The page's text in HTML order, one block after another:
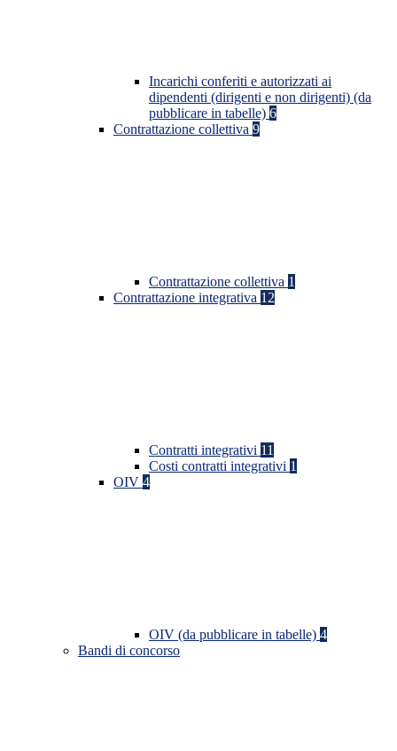
Incarichi conferiti e autorizzati ai
dipendenti (dirigenti e non dirigenti) (da
pubblicare in tabelle) 6
Contrattazione collettiva 9
Contrattazione collettiva 1
Contrattazione integrativa 12
Contratti integrativi 11
Costi contratti integrativi 1
OIV 4
OIV (da pubblicare in tabelle) 4
Bandi di concorso